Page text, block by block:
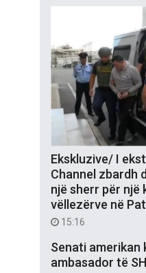
Ekskluzive/ I
Channel zbardh
një sherr për një
vëllezërve në
15:16
Senati amerikan
ambasador të